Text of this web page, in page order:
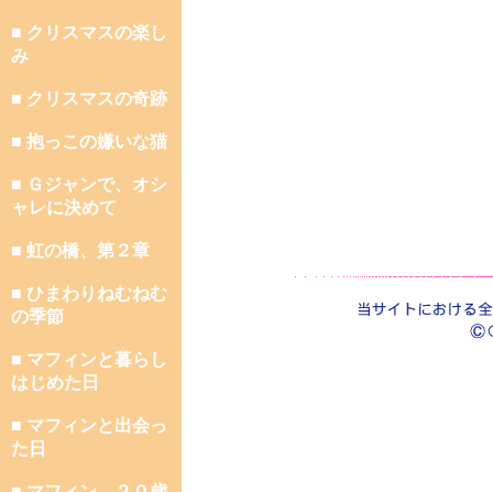
■ クリスマスの楽し
み
■ クリスマスの奇跡
■ 抱っこの嫌いな猫
■ Ｇジャンで、オシ
ャレに決めて
■ 虹の橋、第２章
■ ひまわりねむねむ
の季節
■ マフィンと暮らし
はじめた日
■ マフィンと出会っ
た日